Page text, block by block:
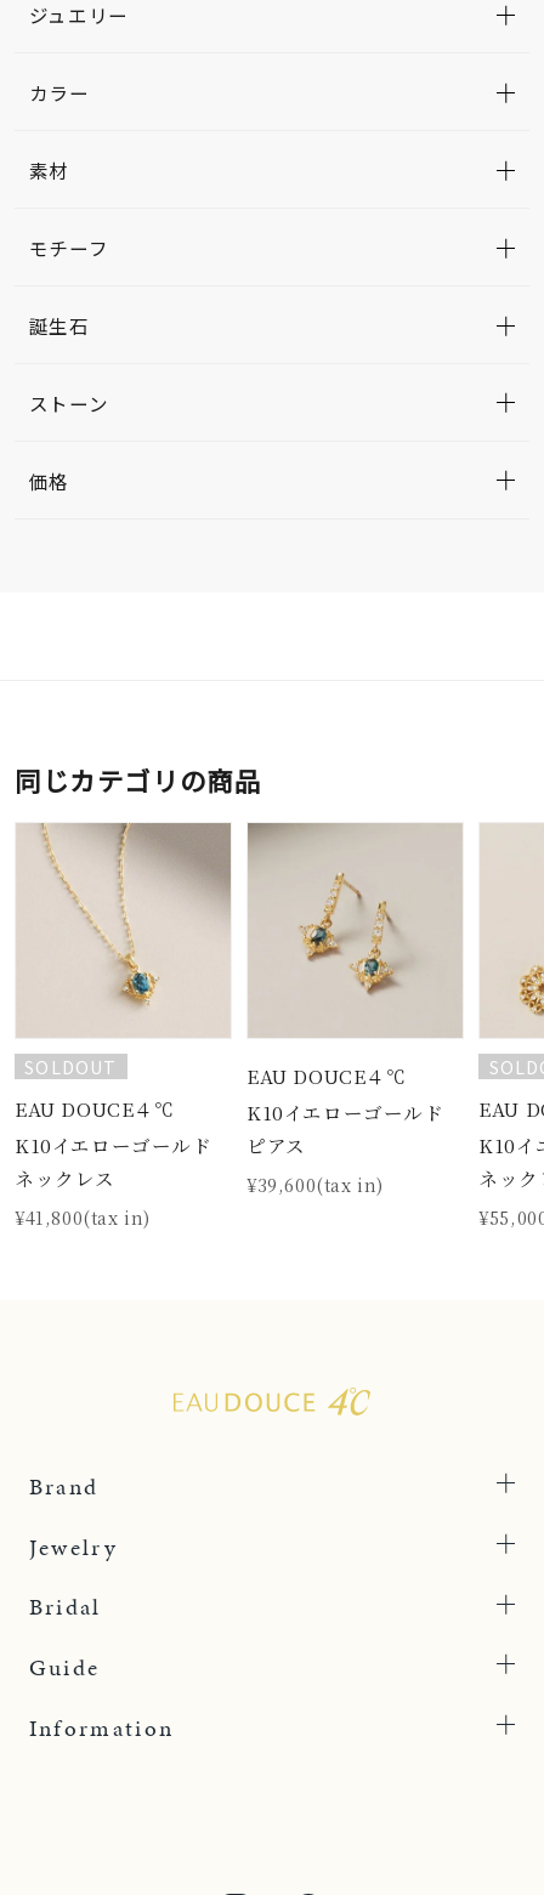
ジュエリー
カラー
素材
モチーフ
誕生石
ストーン
価格
同じカテゴリの商品
SOLDOUT
EAU DOUCE４℃
K10イエローゴールド
ネックレス
¥41,800(tax in)
EAU DOUCE４℃
K10イエローゴールド
ピアス
¥39,600(tax in)
EAU
K10イ
ネッ
Brand
Jewelry
Bridal
Guide
Information